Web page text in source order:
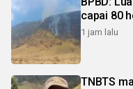
capai 80
1 jam lalu
TNBTS